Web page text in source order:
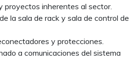
proyectos inherentes al sector.
la sala de rack y sala de control de
y protecciones.
a comunicaciones del sistema